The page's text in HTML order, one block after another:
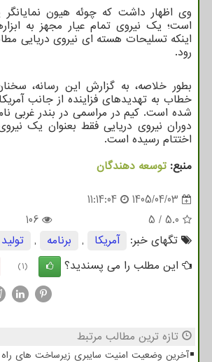
وی اظهار داشت که چوئه هیون نمایانگر
است؛ یک نیروی تمام عیار مجهز به
اینکه تسلیحات هسته ای نیروی دریایی
رود.
بطور خلاصه، به گزارش این رسانه،
خطاب به تهدیدهای فزاینده از جانب
شده است. کیم در مراسمی در بندر غربی
دوران نیروی دریایی فقط بعنوان یک
اختتام رسیده است.
منبع: توسعه دهندگان
1405/04/03
11:14:04
5.0
/
5
106
تگهای خبر:
آمریكا , برنامه , تولید
این مطلب را می پسندید؟
(1)
تازه ترین مطالب مرتبط
آخرین وضعیت امنیت سایبری زیرساخت های